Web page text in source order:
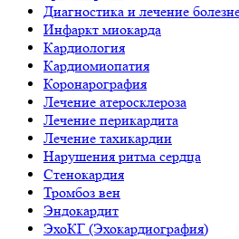
Диагностика и лечение
Инфаркт миокарда
Кардиология
Кардиомиопатия
Коронарография
Лечение атеросклероза
Лечение перикардита
Лечение тахикардии
Нарушения ритма сердца
Стенокардия
Тромбоз вен
Эндокардит
ЭхоКГ (Эхокардиография)